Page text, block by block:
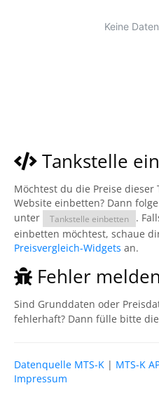
Tankstelle
Möchtest du die Preise
Website einbetten? Dann
unter
Tankstelle einbetten
.
einbetten möchtest, schaue
Preisvergleich-Widgets an.
Fehler melden
Sind Grunddaten oder
fehlerhaft? Dann fülle bitte
Datenquelle MTS-K | MTS-K
Impressum